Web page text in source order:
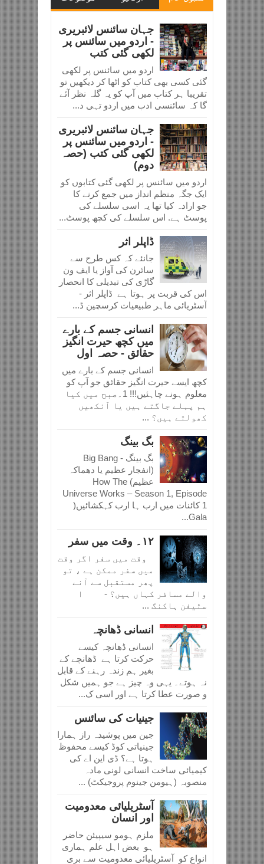
جہان سائنس لائبریری
- اردو میں سائنس پر
لکھی گئی کتب
اردو میں سائنس پر لکھی
گئی کسی بھی کتاب کو اٹھا کر دیکھیں تو
تقریبا ہر کتاب میں آپ کو یہ گلہ نظر آئے
گا کہ سائنسی ادب میں اردو تہی د...
جہان سائنس لائبریری
- اردو میں سائنس پر
لکھی گئی کتب (حصہ
دوم)
اردو میں سائنس پر لکھی گئی کتابوں کو
ایک جگہ منظم انداز میں جمع کرنے کا
جو ارادہ کیا تھا یہ اسی سلسلے کی
پوسٹ ہے. اس سلسلے کی کچھ پوسٹ...
ڈاپلر اثر
جانئے کہ کس طرح سے
سائرن کی آواز یا ایف ون
گاڑی کی تبدیلی کا انحصار
اس کی قربت پر ہوتا ہے ڈاپلر اثر -
آسٹریائی ماہر طبیعیات کرسچین ڈ...
انسانی جسم کے بارے
میں کچھ حیرت انگیز
حقائق - حصہ اول
انسانی جسم کے بارے میں
کچھ ایسے حیرت انگیز حقائق جو آپ کو
معلوم ہونے چاہئیں!!! 1۔صبح میں کیا
ہم پہلے جاگتے ہیں یا آنکھیں
کھولتے ہیں؟ ...
بگ بینگ
بگ بینگ - Big Bang
(انفجار عظیم یا دھماکہ
عظیم) How The
Universe Works – Season 1, Episode
1 کائنات میں ارب ہا ارب کہکشائیں(
Gala...
١٢۔ وقت میں سفر
وقت میں سفر اگر وقت
میں سفر ممکن ہے ، تو
پھر مستقبل سے آنے
والے مسافر کہاں ہیں؟ - ا
سٹیفن ہاکنگ ...
انسانی ڈھانچہ
انسانی ڈھانچہ کیسے
حرکت کرتا ہے ڈھانچے کے
بغیر ہم زندہ رہنے کے قابل
نہ ہوتے۔ یہی وہ چیز ہے جو ہمیں شکل
و صورت عطا کرتا ہے اور اسی ک...
جینیات کی سائنس
جین میں پوشیدہ راز ہمارا
جینیاتی کوڈ کیسے محفوظ
ہوتا ہے؟ ڈی این اے کی
کیمیائی ساخت انسانی لونی مادہ
منصوبہ (ہیومن جینوم پروجیکٹ) ...
آسٹریلیائی معدومیت
اور انسان
ملزم ہومو سیپیئن حاضر
ہو بعض اہل علم ہماری
انواع کو آسٹریلیائی معدومیت سے بری